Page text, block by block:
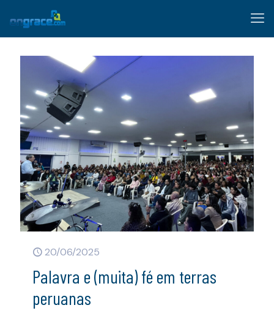
20/06/2025
Palavra e (muita) fé em terras
peruanas